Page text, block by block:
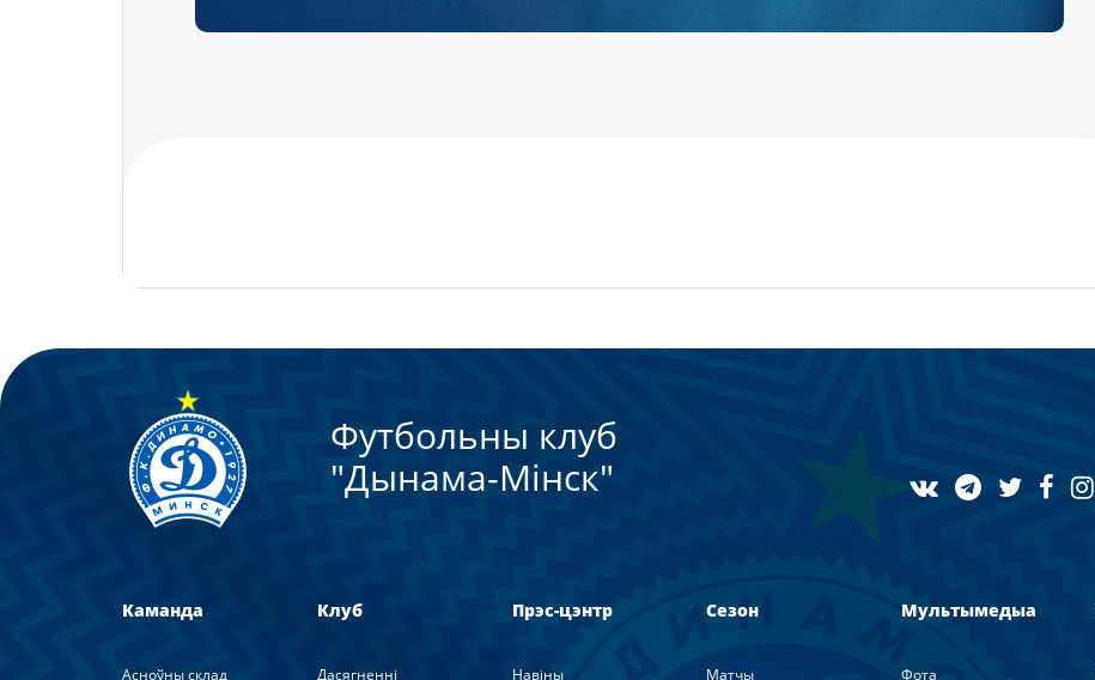
Футбольны клуб
"Дынама-Мiнск"
Каманда
Асноўны склад
Клуб
Дасягненні
Прэс-цэнтр
Навiны
Сезон
Матчы
Мультымедыа
Фота